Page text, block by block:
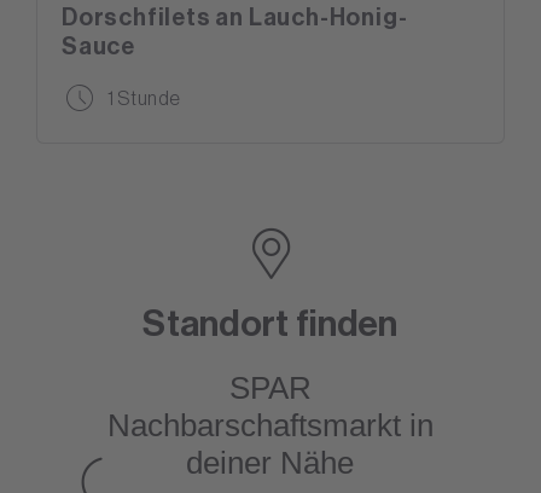
Dorschfilets an Lauch-Honig-
Sauce
1 Stunde
Standort finden
SPAR
Nachbarschaftsmarktin
deiner Nähe